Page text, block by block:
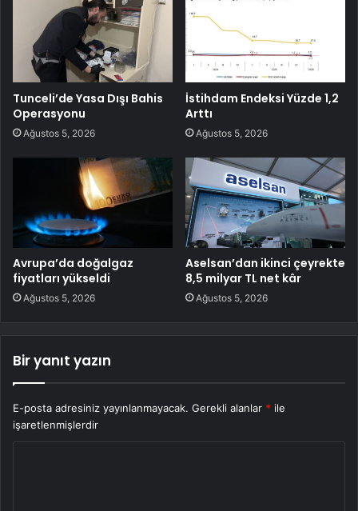
Tunceli’de Yasa Dışı Bahis
Operasyonu
Ağustos 5, 2026
İstihdam Endeksi Yüzde 1,2
Arttı
Ağustos 5, 2026
Avrupa’da doğalgaz
fiyatları yükseldi
Ağustos 5, 2026
Aselsan’dan ikinci çeyrekte
8,5 milyar TL net kâr
Ağustos 5, 2026
Bir yanıt yazın
E-posta adresiniz yayınlanmayacak. Gerekli alanlar * ile
işaretlenmişlerdir